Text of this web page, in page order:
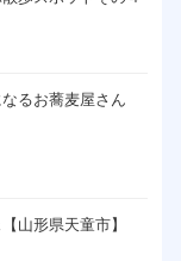
るお蕎麦屋さん
山形県天童市】